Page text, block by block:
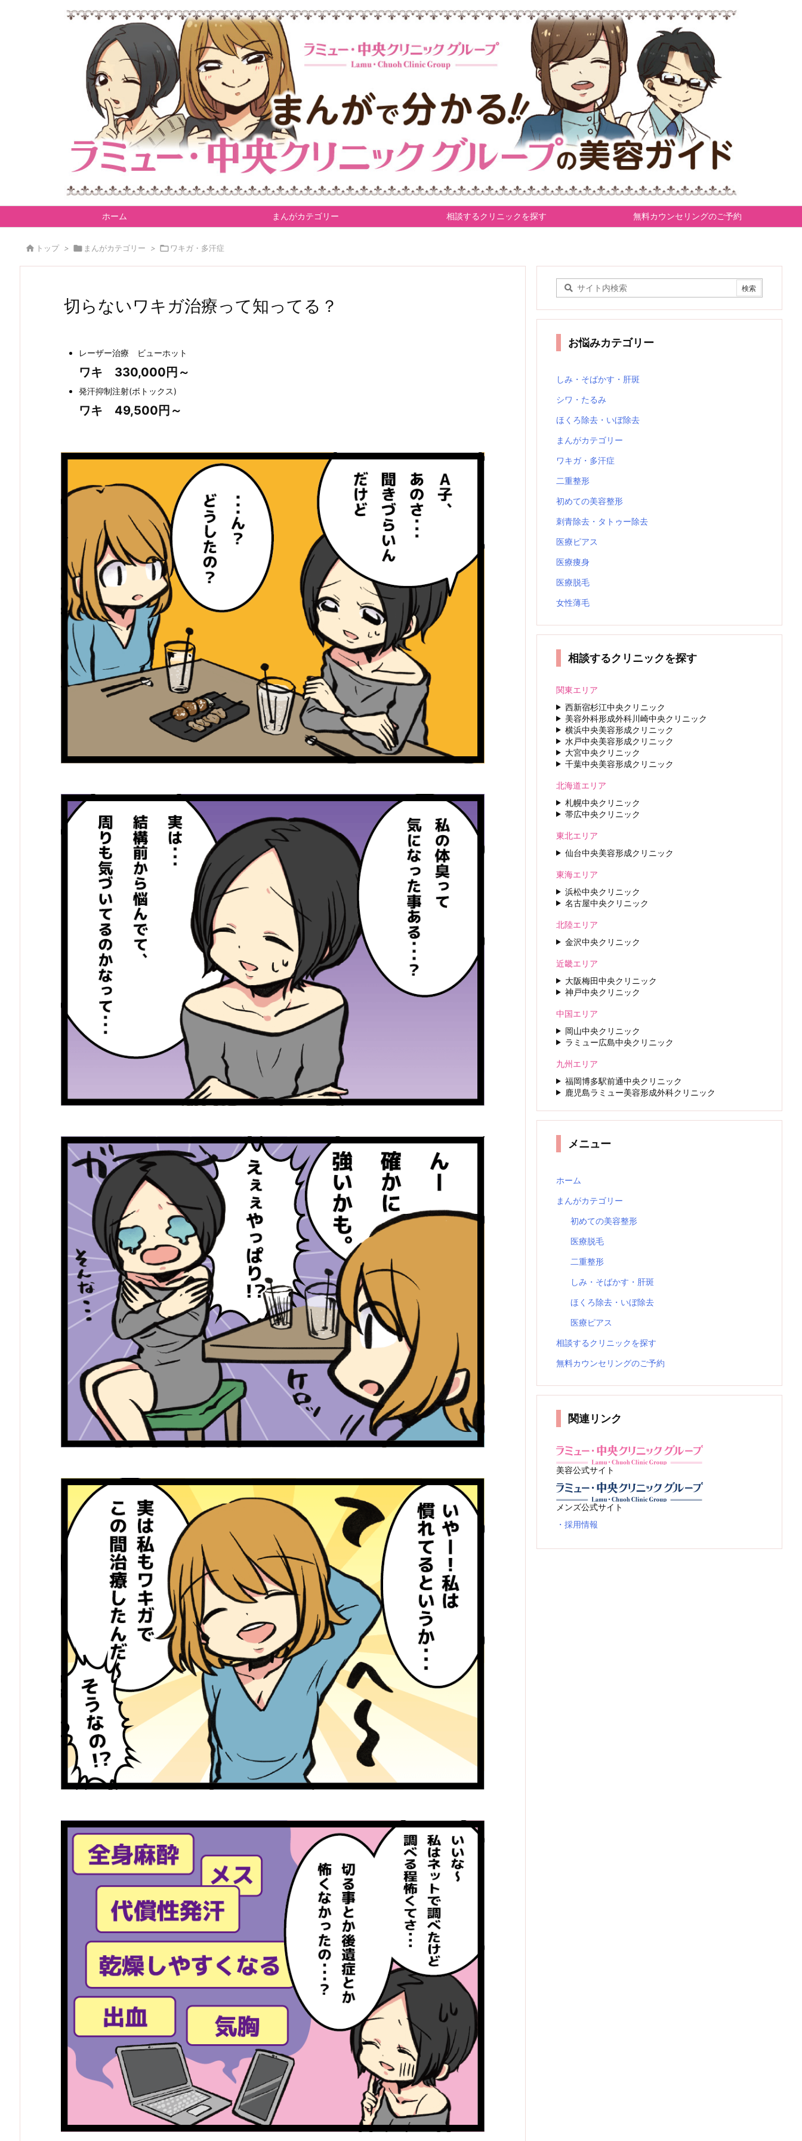
ホーム まんがカテゴリー 相談するクリニックを探す 無料カウンセリングのご予約
 トップ >  まんがカテゴリー > ワキガ・多汗症
切らないワキガ治療って知ってる？
レーザー治療 ビューホット
ワキ 330,000円～
発汗抑制注射(ボトックス)
ワキ 49,500円～
お悩みカテゴリー
しみ・そばかす・肝斑
シワ・たるみ
ほくろ除去・いぼ除去
まんがカテゴリー
ワキガ・多汗症
二重整形
初めての美容整形
刺青除去・タトゥー除去
医療ピアス
医療痩身
医療脱毛
女性薄毛
相談するクリニックを探す
関東エリア
西新宿杉江中央クリニック
美容外科形成外科川崎中央クリニック
横浜中央美容形成クリニック
水戸中央美容形成クリニック
大宮中央クリニック
千葉中央美容形成クリニック
北海道エリア
札幌中央クリニック
帯広中央クリニック
東北エリア
仙台中央美容形成クリニック
東海エリア
浜松中央クリニック
名古屋中央クリニック
北陸エリア
金沢中央クリニック
近畿エリア
大阪梅田中央クリニック
神戸中央クリニック
中国エリア
岡山中央クリニック
ラミュー広島中央クリニック
九州エリア
福岡博多駅前通中央クリニック
鹿児島ラミュー美容形成外科クリニック
メニュー
ホーム
まんがカテゴリー
初めての美容整形
医療脱毛
二重整形
しみ・そばかす・肝斑
ほくろ除去・いぼ除去
医療ピアス
相談するクリニックを探す
無料カウンセリングのご予約
関連リンク
美容公式サイト
メンズ公式サイト
・採用情報